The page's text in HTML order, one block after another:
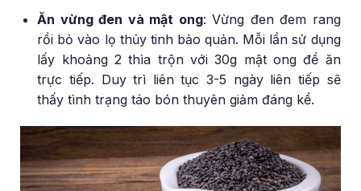
Ăn vừng đen và mật ong: Vừng đen đem rang
rồi bỏ vào lọ thủy tinh bảo quản. Mỗi lần sử dụng
lấy khoảng 2 thìa trộn với 30g mật ong để ăn
trực tiếp. Duy trì liên tục 3-5 ngày liên tiếp sẽ
thấy tình trạng táo bón thuyên giảm đáng kể.